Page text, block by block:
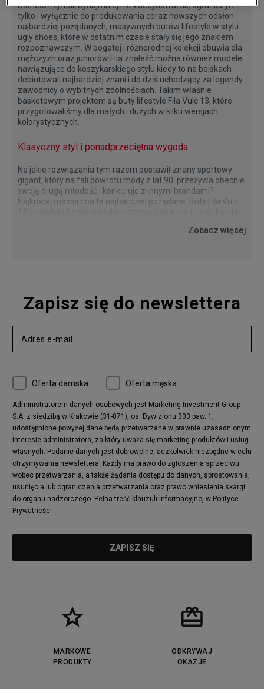
Zobacz więcej
Słonecznej Italii bynajmniej nie zdecydował się ograniczyć
tylko i wyłącznie do produkowania coraz nowszych odsłon
najbardziej pożądanych, masywnych butów lifestyle w stylu
ugly shoes, które w ostatnim czasie stały się jego znakiem
rozpoznawczym. W bogatej i różnorodnej kolekcji obuwia dla
mężczyzn oraz juniorów Fila znaleźć można również modele
nawiązujące do koszykarskiego stylu kiedy to na boiskach
debiutowali najbardziej znani i do dziś uchodzący za legendy
zawodnicy o wybitnych zdolnościach. Takim właśnie
basketowym projektem są buty lifestyle Fila Vulc 13, które
przygotowaliśmy dla małych i dużych w kilku wersjach
kolorystycznych.
Klasyczny styl i ponadprzeciętna wygoda
Na jakie rozwiązania tym razem postawił znany sportowy
gigant, który na fali powrotu mody z lat 90. przeżywa obecnie
swoją drugą młodość i konkuruje z innymi brandami?
Najkrócej mówiąc na te najbardziej pożądane. Buty Fila Vulc
możliwych m.in. ze względu na fakt, że zapewnia stopom
optymalny przepływ powietrza i higieniczne warunki.
Materiałowa wyściółka i watowany kołnierz zwiększają
podeszwa ze sztucznego tworzywa, która od spodu
wykończona jest warstwą bieżnika w jodełkę. Idealne
dopasowanie do własnych preferencji zapewnia klasyczny
najgorętsze, obowiązujące obecnie streetwearowe trendy,
tak więc możesz mieć pewność, że każdy Twój outfit będzie
wyglądać bardzo modnie. Zobacz na jaką kolorystkę
powstawiła Fila w modelu Vulc 13 i wybierz tą, która
najbardziej Ci się podoba.
Zapisz się do newslettera
Oferta damska Oferta męska
Administratorem danych osobowych jest Marketing Investment Group
S.A. z siedzibą w Krakowie (31-871), os. Dywizjonu 303 paw. 1,
udostępnione powyżej dane będą przetwarzane w prawnie uzasadnionym
interesie administratora, za który uważa się marketing produktów i usług
własnych. Podanie danych jest dobrowolne, aczkolwiek niezbędne w celu
otrzymywania newslettera. Każdy ma prawo do zgłoszenia sprzeciwu
wobec przetwarzania, a także żądania dostępu do danych, sprostowania,
usunięcia lub ograniczenia przetwarzania oraz prawo wniesienia skargi
do organu nadzorczego. Pełna treść klauzuli informacyjnej w Polityce
Prywatności
MARKOWE
PRODUKTY
ODKRYWAJ
OKAZJE